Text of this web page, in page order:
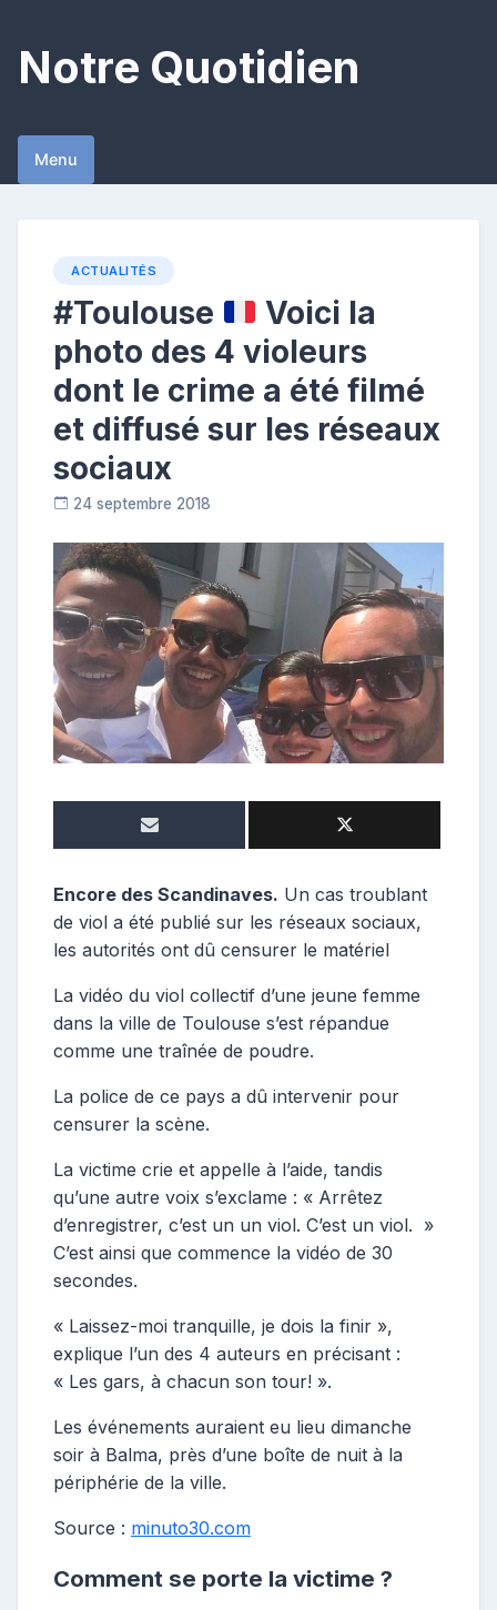
content
Notre Quotidien
Menu
ACTUALITÉS
#Toulouse
Voici la
photo des 4 violeurs
dont le crime a été filmé
et diffusé sur les réseaux
sociaux
24 septembre 2018
t
b
u
t
i
e
Encore des Scandinaves. Un cas troublant
de viol a été publié sur les réseaux sociaux,
les autorités ont dû censurer le matériel
La vidéo du viol collectif d’une jeune femme
dans la ville de Toulouse s’est répandue
comme une traînée de poudre.
La police de ce pays a dû intervenir pour
censurer la scène.
La victime crie et appelle à l’aide, tandis
qu’une autre voix s’exclame : « Arrêtez
d’enregistrer, c’est un un viol. C’est un viol. »
C’est ainsi que commence la vidéo de 30
secondes.
« Laissez-moi tranquille, je dois la finir »,
explique l’un des 4 auteurs en précisant :
« Les gars, à chacun son tour! ».
Les événements auraient eu lieu dimanche
soir à Balma, près d’une boîte de nuit à la
périphérie de la ville.
Source : minuto30.com
Comment se porte la victime ?